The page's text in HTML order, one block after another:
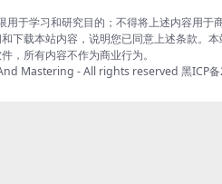
于学习和研究目的；不得将上述内容用
载本站内容，说明您已同意上述条款。
，所有内容不作为商业行为。
Mastering - All rights reserved 黑ICP